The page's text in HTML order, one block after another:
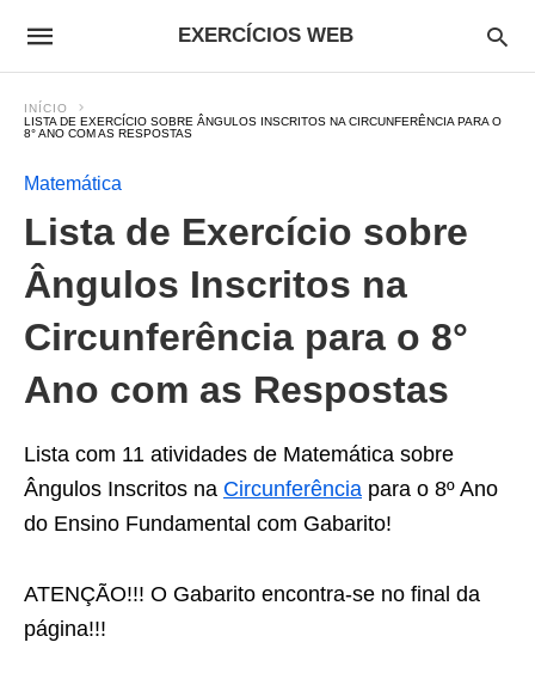
EXERCÍCIOS WEB
INÍCIO
LISTA DE EXERCÍCIO SOBRE ÂNGULOS INSCRITOS NA CIRCUNFERÊNCIA PARA O
8° ANO COM AS RESPOSTAS
Matemática
Lista de Exercício sobre
Ângulos Inscritos na
Circunferência para o 8°
Ano com as Respostas
Lista com 11 atividades de Matemática sobre
Ângulos Inscritos na Circunferência para o 8º Ano
do Ensino Fundamental com Gabarito!
ATENÇÃO!!! O Gabarito encontra-se no final da
página!!!